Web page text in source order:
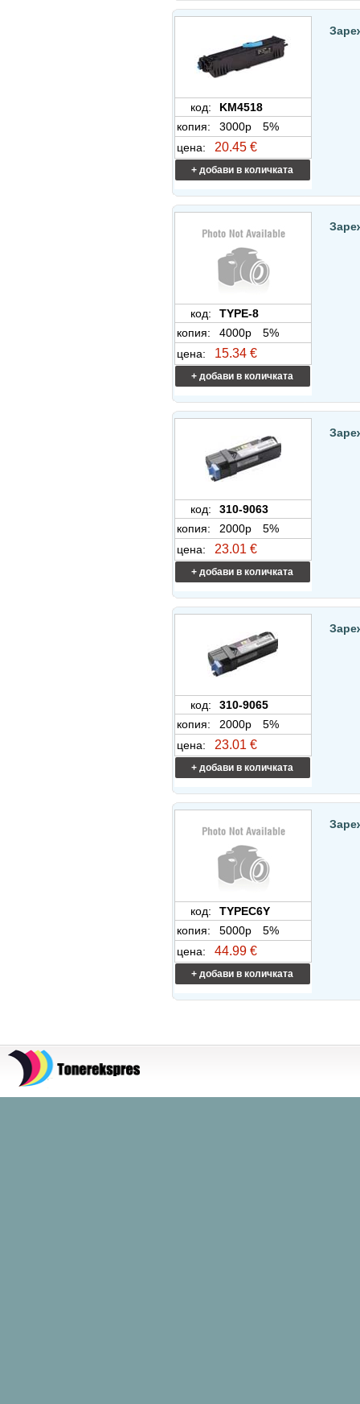
код:
KM4518
копия:
3000p
5%
цена:
20.45 €
+ добави в количката
код:
TYPE-8
копия:
4000p
5%
цена:
15.34 €
+ добави в количката
код:
310-9063
копия:
2000p
5%
цена:
23.01 €
+ добави в количката
код:
310-9065
копия:
2000p
5%
цена:
23.01 €
+ добави в количката
код:
TYPEC6Y
копия:
5000p
5%
цена:
44.99 €
+ добави в количката